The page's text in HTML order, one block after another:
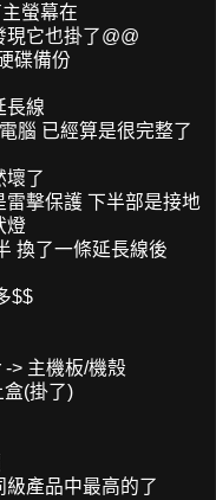
螢幕在
它也掛了@@
碟備份
長線
腦 已經算是很完整了
壞了
擊保護 下半部是接地
燈
換了一條延長線後
$$
> 主機板/機殼
盒(掛了)
產品中最高的了